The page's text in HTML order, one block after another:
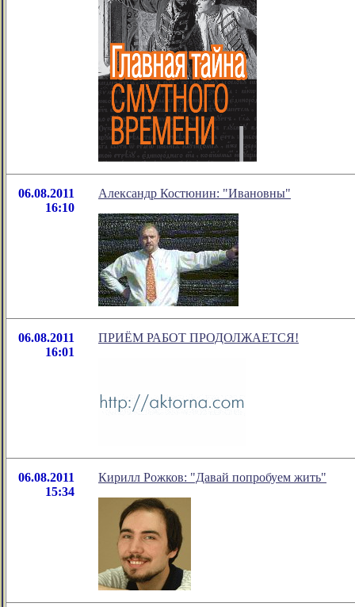
06.08.2011
16:10
Александр Костюнин: "Ивановны"
06.08.2011
16:01
ПРИЁМ РАБОТ ПРОДОЛЖАЕТСЯ!
06.08.2011
15:34
Кирилл Рожков: "Давай попробуем жить"